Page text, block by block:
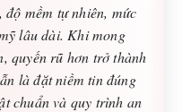
mềm tự nhiên, mức
lâu dài. Khi mong
quyến rũ hơn trở thành
là đặt niềm tin đúng
chuẩn và quy trình an